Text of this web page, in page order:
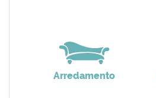
Arredamento